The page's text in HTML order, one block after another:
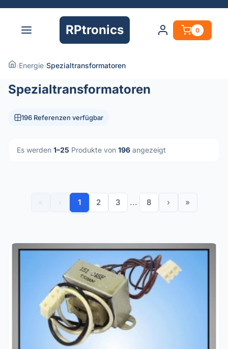
RPtronics 0
›Energie›Spezialtransformatoren
Spezialtransformatoren
196 Referenzen verfügbar
Es werden 1–25 Produkte von 196 angezeigt
1 2 3 ... 8 › »